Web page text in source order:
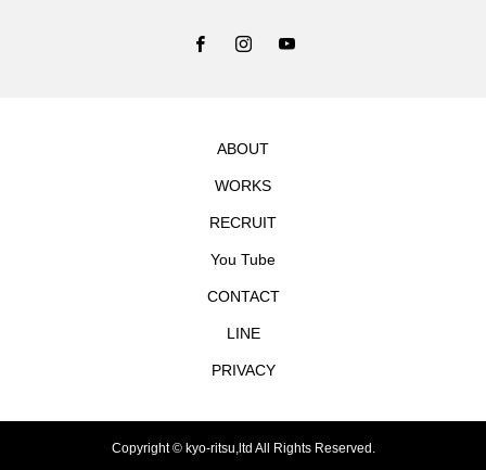
ABOUT
WORKS
RECRUIT
You Tube
CONTACT
LINE
PRIVACY
Copyright © kyo-ritsu,ltd All Rights Reserved.